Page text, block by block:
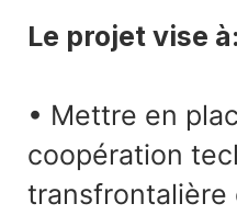
Le projet vise à:
• Mettre en
coopération
transfrontalière